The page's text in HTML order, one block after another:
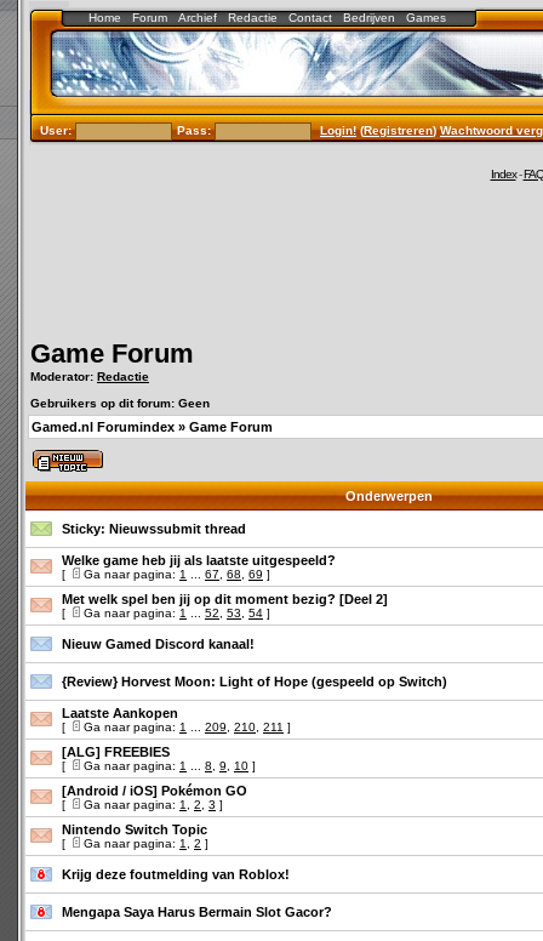
Home Forum Archief Redactie Contact Bedrijven Games
User: Pass: Login!(Registreren)Wachtwoord
Index-FAQ
Game Forum
Moderator: Redactie
Gebruikers op dit forum: Geen
Gamed.nl Forumindex » Game Forum
Onderwerpen
Sticky: Nieuwssubmit thread
Welke game heb jij als laatste uitgespeeld?
[ Ga naar pagina: 1 67 68 69 ]
Met welk spel ben jij op dit moment bezig? [Deel 2]
[ Ga naar pagina: 1 52 53 54 ]
Nieuw Gamed Discord kanaal!
{Review} Horvest Moon: Light of Hope (gespeeld op Switch)
Laatste Aankopen
[ Ga naar pagina: 1 209 210 211 ]
[ALG] FREEBIES
[ Ga naar pagina: 1 8 9 10 ]
[Android / iOS] Pokémon GO
[ Ga naar pagina: 1 2 3 ]
Nintendo Switch Topic
[ Ga naar pagina: 1 2 ]
Krijg deze foutmelding van Roblox!
Mengapa Saya Harus Bermain Slot Gacor?